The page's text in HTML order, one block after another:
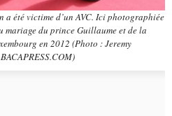
a été victime d’un AVC. Ici photographiée
mariage du prince Guillaume et de la
en 2012 (Photo : Jeremy